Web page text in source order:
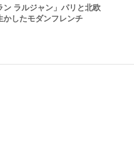
ラルジャン」パリと北欧
かしたモダンフレンチ